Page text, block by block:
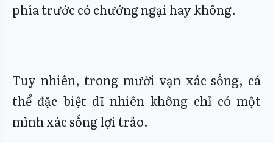
phía trước có chướng ngại hay không.
Tuy nhiên, trong mười vạn xác sống, cá
thể đặc biệt dĩ nhiên không chỉ có một
mình xác sống lợi trảo.